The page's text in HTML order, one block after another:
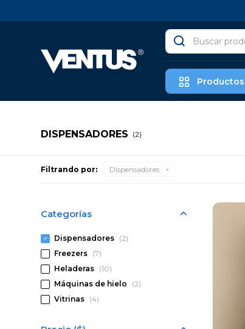
Productos
DISPENSADORES (2)
Filtrando por: Dispensadores
Categorías
Dispensadores (2)
Freezers (7)
Heladeras (10)
Máquinas de hielo
(2)
Vitrinas (4)